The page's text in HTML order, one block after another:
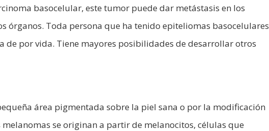
basocelular, este tumor puede dar metástasis en los
órganos. Toda persona que ha tenido epiteliomas basocelulares
de por vida. Tiene mayores posibilidades de desarrollar otros
área pigmentada sobre la piel sana o por la modificación
se originan a partir de melanocitos, células que